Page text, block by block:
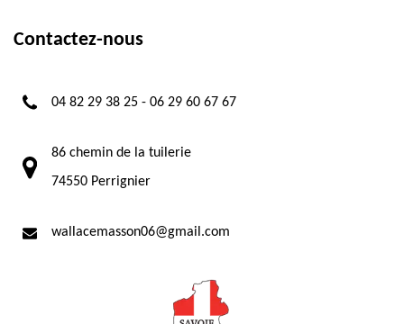
Contactez-nous
04 82 29 38 25 - 06 29 60 67 67
86 chemin de la tuilerie
74550 Perrignier
wallacemasson06@gmail.com